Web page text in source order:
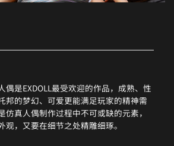
偶是EXDOLL最受欢迎的作品，成熟、性
邦的梦幻、可爱更能满足玩家的精神需
仿真人偶制作过程中不可或缺的元素，
观，又要在细节之处精雕细琢。